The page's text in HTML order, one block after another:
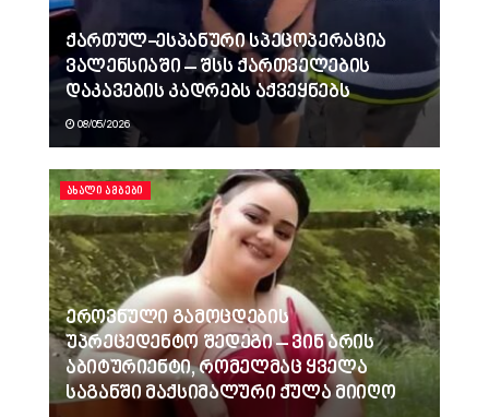
ქართულ-ესპანური სპეცოპერაცია
ვალენსიაში – შსს ქართველების
დაკავების კადრებს აქვეყნებს
08/05/2026
ᲐᲮᲐᲚᲘ ᲐᲛᲑᲔᲑᲘ
ეროვნული გამოცდების
უპრეცედენტო შედეგი – ვინ არის
აბიტურიენტი, რომელმაც ყველა
საგანში მაქსიმალური ქულა მიიღო